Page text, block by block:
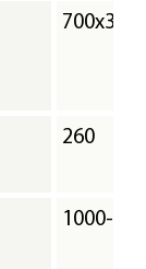
700х300
260
1000-